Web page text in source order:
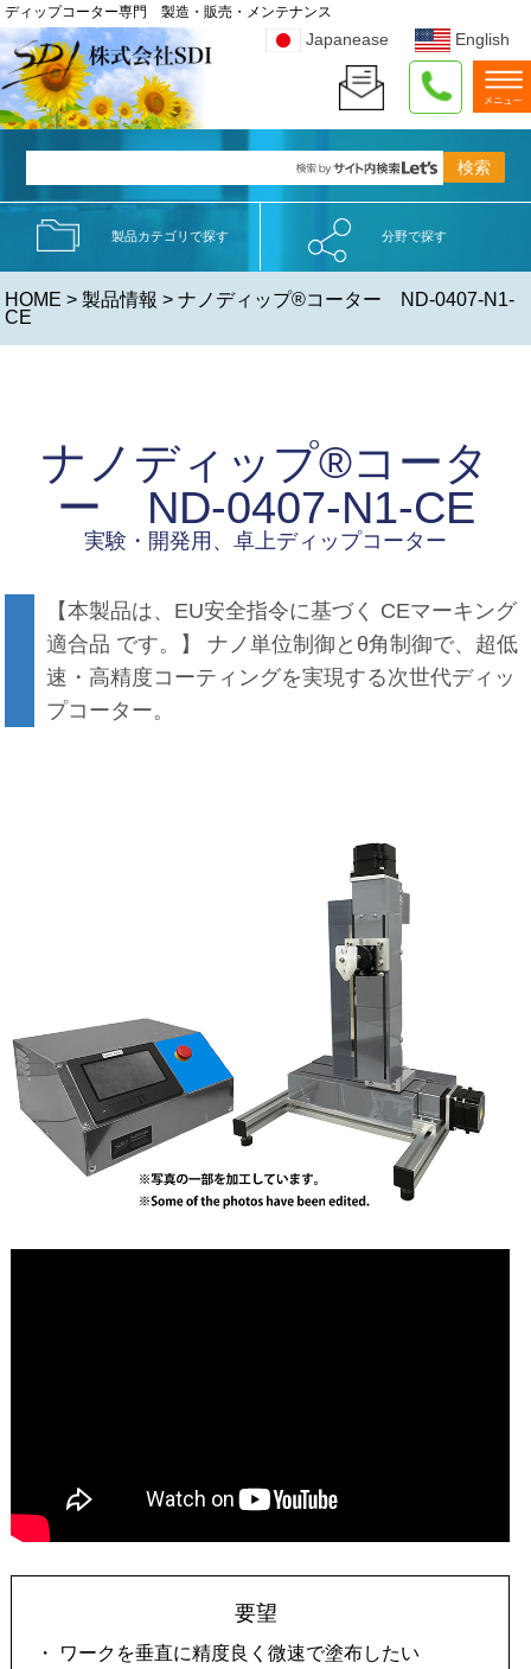
ディップコーター専門 製造・販売・メンテナンス
Japanease English
製品カテゴリで探す 分野で探す
HOME >製品情報 > ナノディップ®コーター ND-0407-N1-
CE
ナノディップ®コータ
ー ND-0407-N1-CE
実験・開発用、卓上ディップコーター
【本製品は、EU安全指令に基づく CEマーキング
適合品 です。】 ナノ単位制御とθ角制御で、超低
速・高精度コーティングを実現する次世代ディッ
プコーター。
要望
・ ワークを垂直に精度良く微速で塗布したい